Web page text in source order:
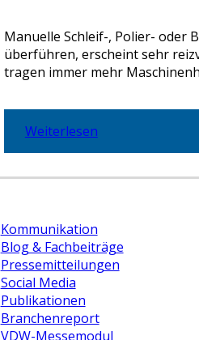
Manuelle Schleif-, Polier- oder
überführen, erscheint sehr
tragen immer mehr
Weiterlesen
Kommunikation
Blog & Fachbeiträge
Pressemitteilungen
Social Media
Publikationen
Branchenreport
VDW-Messemodul